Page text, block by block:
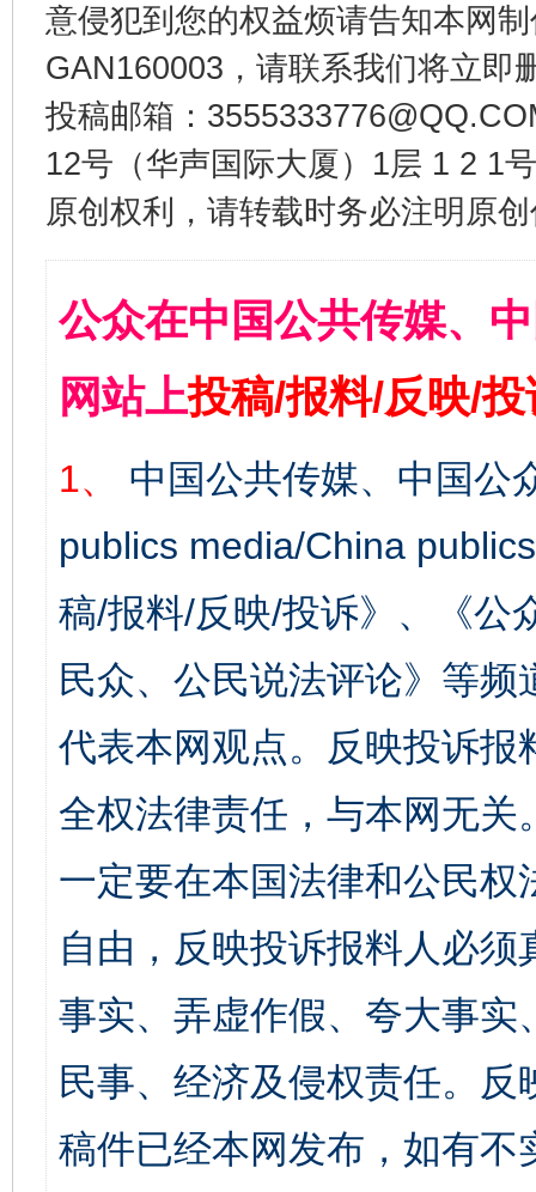
意侵犯到您的权益烦请告知本网
GAN160003，请联系我们将立即
投稿邮箱：
12号（华声国际大厦）1层 1 2 1
原创权利，请转载时务必注明原
公众在中国公共传媒、
网站上投稿/报料/反映/
1、
中国公共传媒、中国公
publics media/China
稿/报料/反映/投诉》、《公
民众、公民说法评论》等
代表本网观点。反映投诉
全权法律责任，与本网无
一定要在本国法律和公民
自由，反映投诉报料人必
事实、弄虚作假、夸大事
民事、经济及侵权责任。
稿件已经本网发布，如有